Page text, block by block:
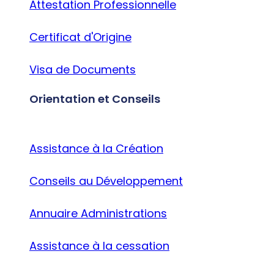
Attestation Professionnelle
Certificat d'Origine
Visa de Documents
Orientation et Conseils
Assistance à la Création
Conseils au Développement
Annuaire Administrations
Assistance à la cessation